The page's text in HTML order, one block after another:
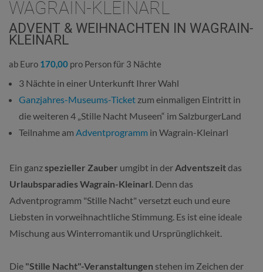
WAGRAIN-KLEINARL
ADVENT & WEIHNACHTEN IN WAGRAIN-
KLEINARL
ab Euro 170,00 pro Person für 3 Nächte
3 Nächte in einer Unterkunft Ihrer Wahl
Ganzjahres-Museums-Ticket zum einmaligen Eintritt in
die weiteren 4 „Stille Nacht Museen“ im SalzburgerLand
Teilnahme am Adventprogramm in Wagrain-Kleinarl
Ein ganzspezieller Zauber umgibt in derAdventszeitdas
Urlaubsparadies Wagrain-Kleinarl. Denn das
Adventprogramm "Stille Nacht" versetzt euch und eure
Liebsten in vorweihnachtliche Stimmung. Es ist eine ideale
Mischung aus Winterromantik und Ursprünglichkeit.
Die "Stille Nacht"-Veranstaltungen stehen im Zeichen der